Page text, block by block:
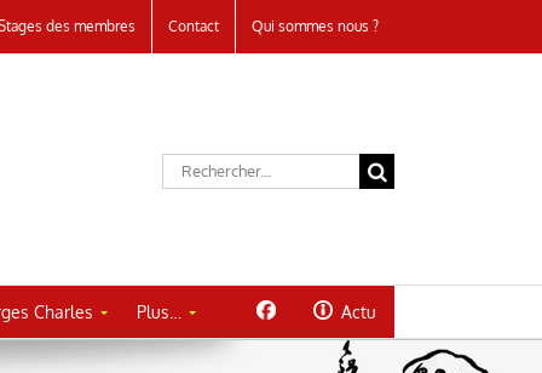
des membres Contact Qui sommes nous ?
Rechercher:
Charles Plus… Actu